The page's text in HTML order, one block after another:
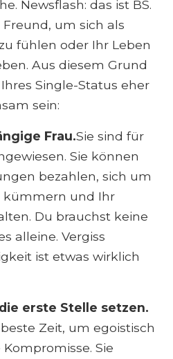
Newsflash: das ist BS.
um sich als
fühlen oder Ihr Leben
Aus diesem Grund
Single-Status eher
sein:
Frau.Sie sind für
Sie können
bezahlen, sich um
kümmern und Ihr
Du brauchst keine
alleine. Vergiss
ist etwas wirklich
erste Stelle setzen.
Zeit, um egoistisch
Sie